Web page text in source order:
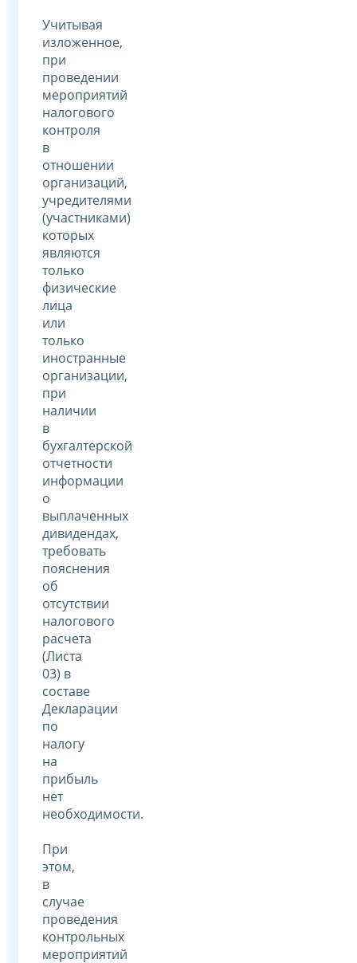
Учитывая
изложенное,
при
проведении
мероприятий
налогового
контроля
в
отношении
организаций,
учредителями
(участниками)
которых
являются
только
физические
лица
или
только
иностранные
организации,
при
наличии
в
бухгалтерской
отчетности
информации
о
выплаченных
дивидендах,
требовать
пояснения
об
отсутствии
налогового
расчета
(Листа
03) в
составе
Декларации
по
налогу
на
прибыль
нет
необходимости.
При
этом,
в
случае
проведения
контрольных
мероприятий